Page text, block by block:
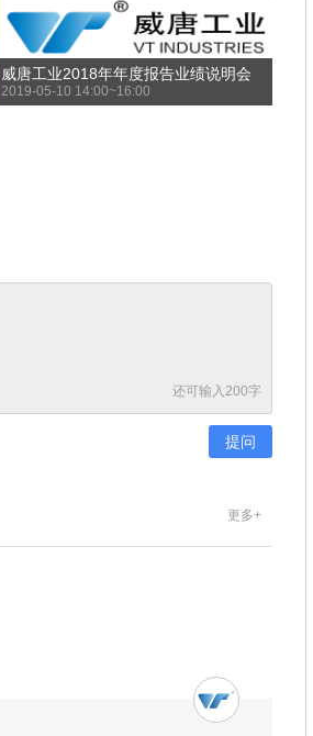
威唐工业2018年年度报告业绩说明会
2019-05-10 14:00~16:00
还可输入200字
更多+